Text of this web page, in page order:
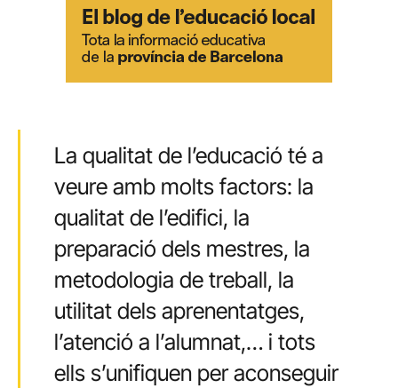
La qualitat de l’educació té a
veure amb molts factors: la
qualitat de l’edifici, la
preparació dels mestres, la
metodologia de treball, la
utilitat dels aprenentatges,
l’atenció a l’alumnat,… i tots
ells s’unifiquen per aconseguir